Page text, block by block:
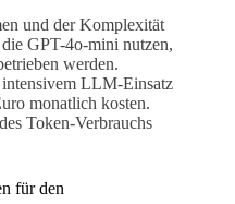
und der Komplexität
GPT-4o-mini nutzen,
werden.
LLM-Einsatz
monatlich kosten.
Token-Verbrauchs
für den